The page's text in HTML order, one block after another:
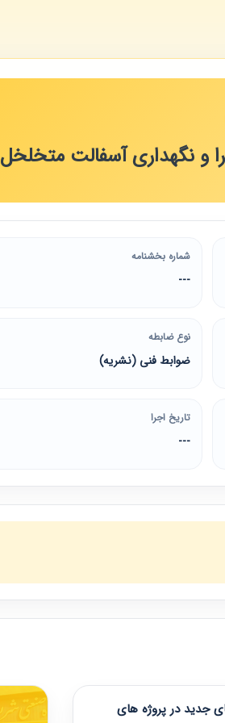
و نگهداری آسفالت متخلخل
شماره بخشنامه
---
نوع ضابطه
ضوابط فنی (نشریه)
تاریخ اجرا
---
جدید در پروژه های